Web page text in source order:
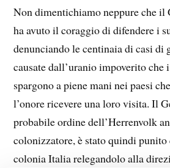
Non dimentichiamo neppure che il
ha avuto il coraggio di difendere i
denunciando le centinaia di casi di
causate dall’uranio impoverito
spargono a piene mani nei paesi
l’onore ricevere una loro visita. Il
probabile ordine dell’Herrenvolk
colonizzatore, è stato quindi
colonia Italia relegandolo alla